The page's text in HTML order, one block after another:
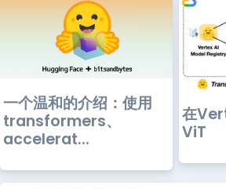
一个温和的介绍：使用
transformers、
accelerat...
在
ViT